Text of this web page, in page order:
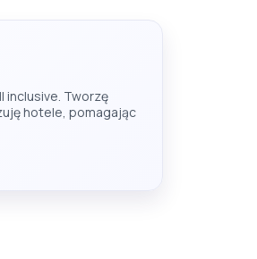
inclusive. Tworzę
hotele, pomagając